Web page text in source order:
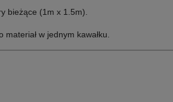
bieżące (1m x 1.5m).
w jednym kawałku.